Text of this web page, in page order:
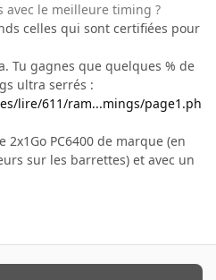
avec le meilleure timing ?
celles qui sont certifiées pour
Tu gagnes que quelques % de
ultra serrés :
lire/611/ram...mings/page1.ph
PC6400 de marque (en
sur les barrettes) et avec un